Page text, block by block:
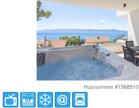
Husnummer #1568510